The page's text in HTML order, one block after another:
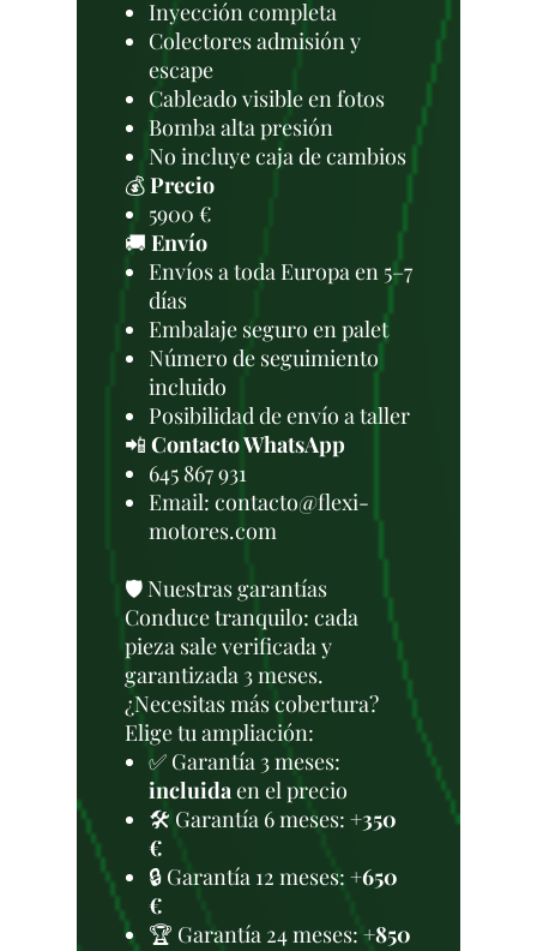
Inyección completa
Colectores admisión y
escape
Cableado visible en fotos
Bomba alta presión
No incluye caja de cambios
💰Precio
5900 €
🚚 Envío
Envíos a toda Europa en 5–7
días
Embalaje seguro en palet
Número de seguimiento
incluido
Posibilidad de envío a taller
📲 Contacto WhatsApp
645 867 931
Email: contacto@flexi-
motores.com
🛡️ Nuestras garantías
Conduce tranquilo: cada
pieza sale verificada y
garantizada 3 meses.
¿Necesitas más cobertura?
Elige tu ampliación:
✅ Garantía 3 meses:
incluidaen el precio
🛠️ Garantía 6 meses: +350
€
🔒 Garantía 12 meses: +650
€
🏆 Garantía 24 meses: +850